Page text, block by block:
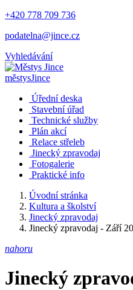
+420 778 709 736
podatelna@jince.cz
Vyhledávání
městysJince
Úřední deska
Stavební úřad
Technické služby
Plán akcí
Relace střeleb
Jinecký zpravodaj
Fotogalerie
Praktické info
Úvodní stránka
Kultura a školství
Jinecký zpravodaj
Jinecký zpravodaj - Září
nahoru
Jinecký